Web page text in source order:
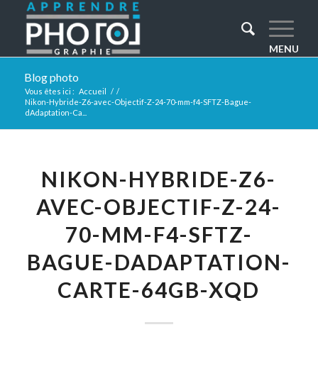
Blog photo
Vous êtes ici : Accueil / /
Nikon-Hybride-Z6-avec-Objectif-Z-24-70-mm-f4-SFTZ-Bague-
dAdaptation-Ca...
NIKON-HYBRIDE-Z6-
AVEC-OBJECTIF-Z-24-
70-MM-F4-SFTZ-
BAGUE-DADAPTATION-
CARTE-64GB-XQD